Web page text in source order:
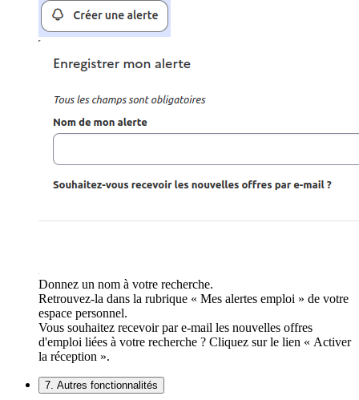
Donnez un nom à votre recherche.
Retrouvez-la dans la rubrique « Mes alertes emploi » de votre
espace personnel.
Vous souhaitez recevoir par e-mail les nouvelles offres
d'emploi liées à votre recherche ? Cliquez sur le lien « Activer
la réception ».
7. Autres fonctionnalités